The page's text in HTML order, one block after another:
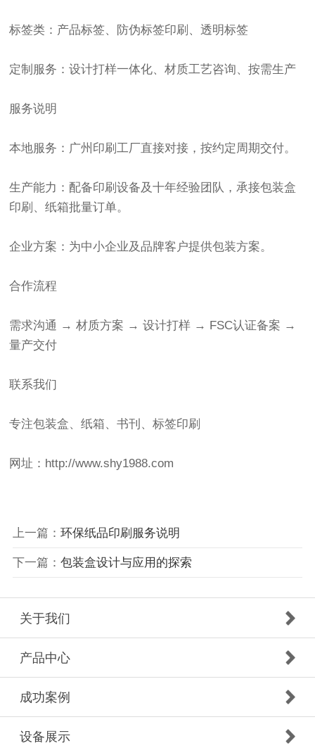
标签类：产品标签、防伪标签印刷、透明标签
定制服务：设计打样一体化、材质工艺咨询、按需生产
服务说明
本地服务：广州印刷工厂直接对接，按约定周期交付。
生产能力：配备印刷设备及十年经验团队，承接包装盒
印刷、纸箱批量订单。
企业方案：为中小企业及品牌客户提供包装方案。
合作流程
需求沟通 → 材质方案 → 设计打样 → FSC认证备案 →
量产交付
联系我们
专注包装盒、纸箱、书刊、标签印刷
网址：http://www.shy1988.com
上一篇： 环保纸品印刷服务说明
下一篇： 包装盒设计与应用的探索
关于我们
产品中心
成功案例
设备展示